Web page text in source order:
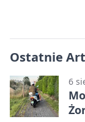
Ostatnie
6